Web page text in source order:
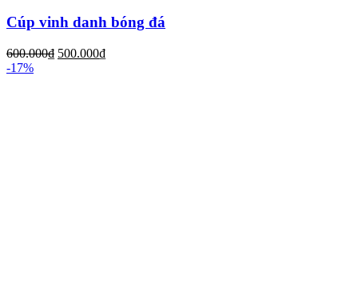
Cúp vinh danh bóng đá
600.000₫ 500.000₫
-17%